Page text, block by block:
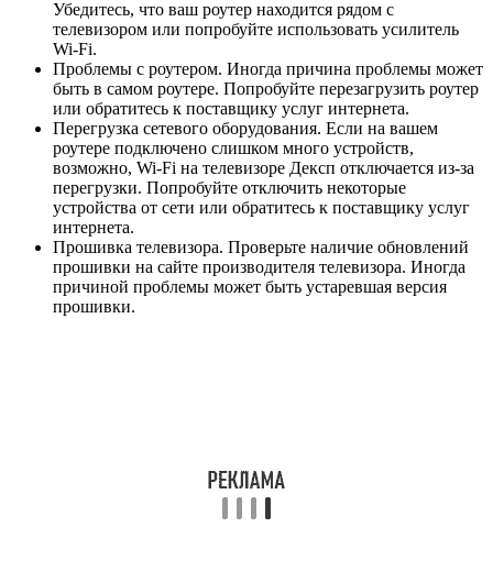
Убедитесь, что ваш роутер находится рядом с
телевизором или попробуйте использовать усилитель
Wi-Fi.
Проблемы с роутером. Иногда причина проблемы может
быть в самом роутере. Попробуйте перезагрузить роутер
или обратитесь к поставщику услуг интернета.
Перегрузка сетевого оборудования. Если на вашем
роутере подключено слишком много устройств,
возможно, Wi-Fi на телевизоре Дексп отключается из-за
перегрузки. Попробуйте отключить некоторые
устройства от сети или обратитесь к поставщику услуг
интернета.
Прошивка телевизора. Проверьте наличие обновлений
прошивки на сайте производителя телевизора. Иногда
причиной проблемы может быть устаревшая версия
прошивки.